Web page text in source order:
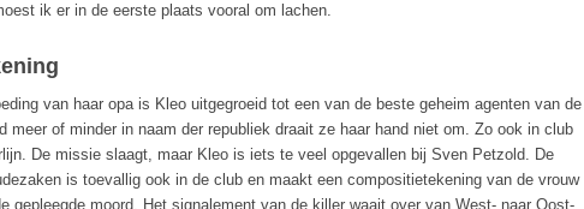
ik er in de eerste plaats vooral om lachen.
van haar opa is Kleo uitgegroeid tot een van de beste geheim agenten van de
meer of minder in naam der republiek draait ze haar hand niet om. Zo ook in club
De missie slaagt, maar Kleo is iets te veel opgevallen bij Sven Petzold. De
is toevallig ook in de club en maakt een compositietekening van de vrouw
gepleegde moord. Het signalement van de killer waait over van West- naar Oost-